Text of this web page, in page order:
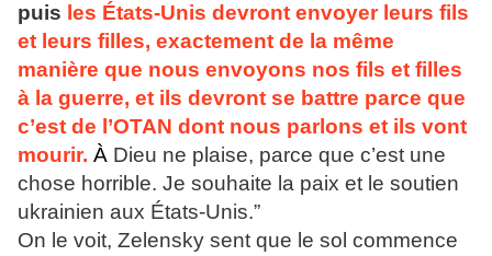
puis les États-Unis devront envoyer leurs fils
et leurs filles, exactement de la même
manière que nous envoyons nos fils et filles
à la guerre, et ils devront se battre parce que
c’est de l’OTAN dont nous parlons et ils vont
mourir. À Dieu ne plaise, parce que c’est une
chose horrible. Je souhaite la paix et le soutien
ukrainien aux États-Unis.”
On le voit, Zelensky sent que le sol commence